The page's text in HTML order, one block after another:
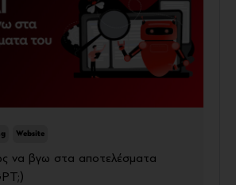
Website
να βγω στα αποτελέσματα